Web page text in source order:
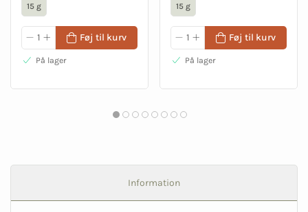
15 g
Føj til kurv
På lager
15 g
Føj til kurv
På lager
Information